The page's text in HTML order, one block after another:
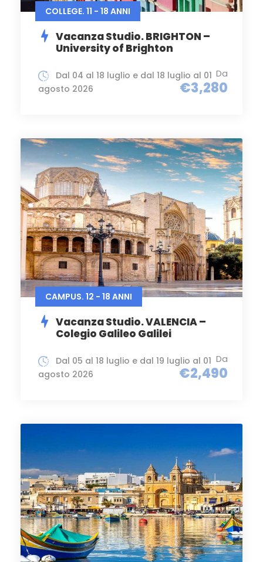
COLLEGE. 11 - 18 ANNI
Vacanza Studio. BRIGHTON –
University of Brighton
Da
€3,280
Dal 04 al 18 luglio e dal 18 luglio al 01
agosto 2026
CAMPUS. 12 - 18 ANNI
Vacanza Studio. VALENCIA –
Colegio Galileo Galilei
Da
€2,490
Dal 05 al 18 luglio e dal 19 luglio al 01
agosto 2026